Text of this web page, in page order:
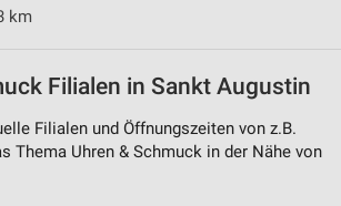
km
Filialen in Sankt Augustin
Filialen und Öffnungszeiten von z.B.
Thema Uhren & Schmuck in der Nähe von